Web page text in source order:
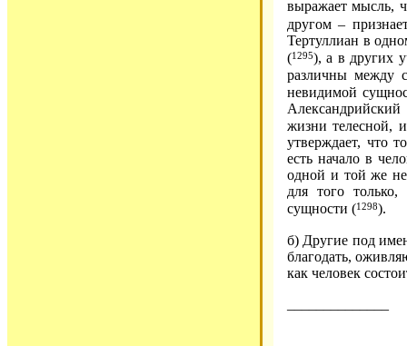
выражает мысль,
другом –
Тертуллиан в
(1295), а в других
различны между
невидимой
жизни телесной,
утверждает, что
есть начало в
одной и той же
для того только,
сущности (1298).
б) Другие под
благодать,
как человек